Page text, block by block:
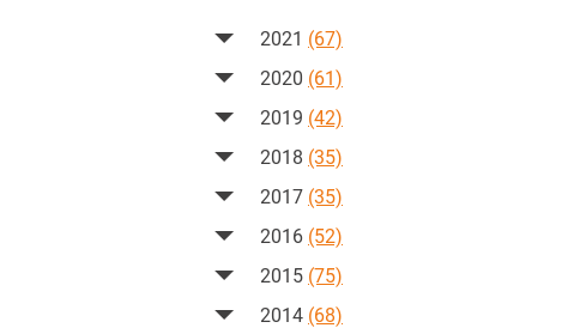
2021 (67)
2020 (61)
2019 (42)
2018 (35)
2017 (35)
2016 (52)
2015 (75)
2014 (68)